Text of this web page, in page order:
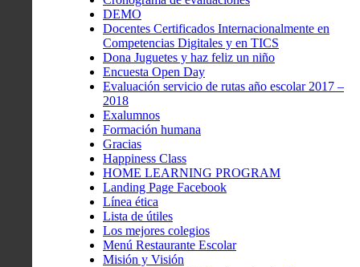
DEMO
Docentes Certificados Internacionalmente en
Competencias Digitales y en TICS
Dona Juguetes y haz feliz un niño
Encuesta Open Day
Evaluación servicio de rutas año escolar 2017 –
2018
Exalumnos
Formación humana
Gracias
Happiness Class
HOME LEARNING PROGRAM
Landing Page Facebook
Línea ética
Lista de útiles
Los mejores colegios
Menú Restaurante Escolar
Misión y Visión